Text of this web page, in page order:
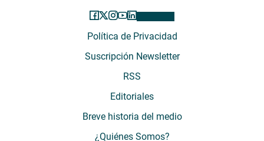
Política de Privacidad
Suscripción Newsletter
RSS
Editoriales
Breve historia del medio
¿Quiénes Somos?